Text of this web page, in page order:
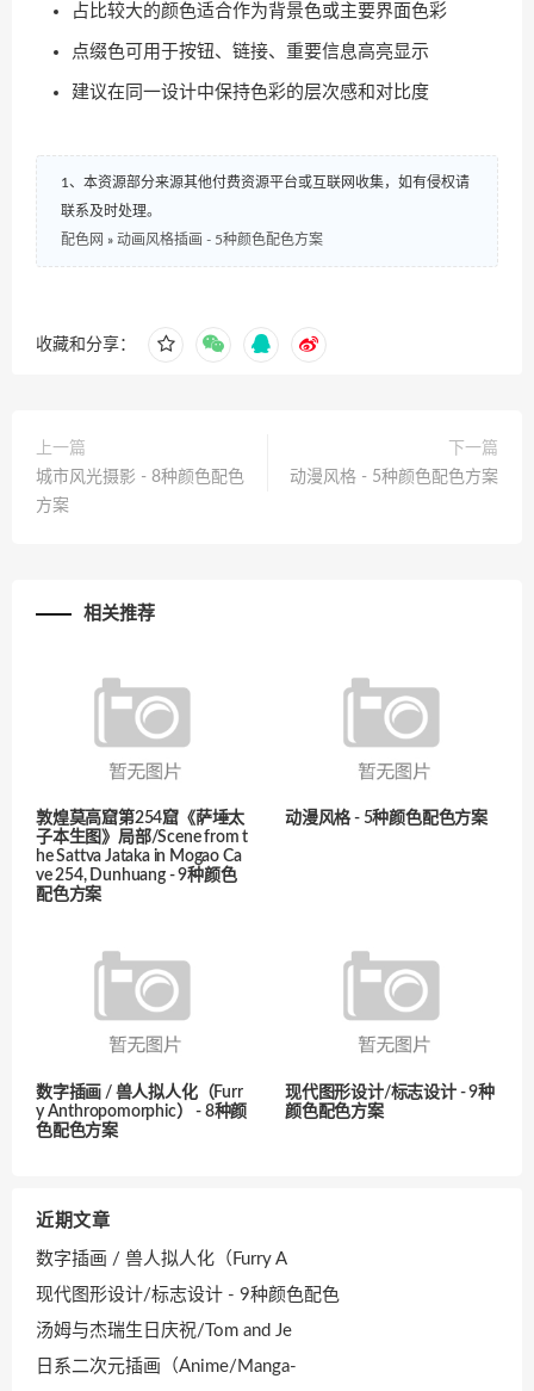
占比较大的颜色适合作为背景色或主要界面色彩
点缀色可用于按钮、链接、重要信息高亮显示
建议在同一设计中保持色彩的层次感和对比度
1、本资源部分来源其他付费资源平台或互联网收集，如有侵权请
联系及时处理。
配色网 » 动画风格插画 - 5种颜色配色方案
收藏和分享：
上一篇
城市风光摄影 - 8种颜色配色
方案
下一篇
动漫风格 - 5种颜色配色方案
相关推荐
敦煌莫高窟第254窟《萨埵太
子本生图》局部/Scene from t
he Sattva Jataka in Mogao Ca
ve 254, Dunhuang - 9种颜色
配色方案
动漫风格 - 5种颜色配色方案
数字插画 / 兽人拟人化（Furr
y Anthropomorphic） - 8种颜
色配色方案
现代图形设计/标志设计 - 9种
颜色配色方案
近期文章
数字插画 / 兽人拟人化（Furry A
现代图形设计/标志设计 - 9种颜色配色
汤姆与杰瑞生日庆祝/Tom and Je
日系二次元插画（Anime/Manga-